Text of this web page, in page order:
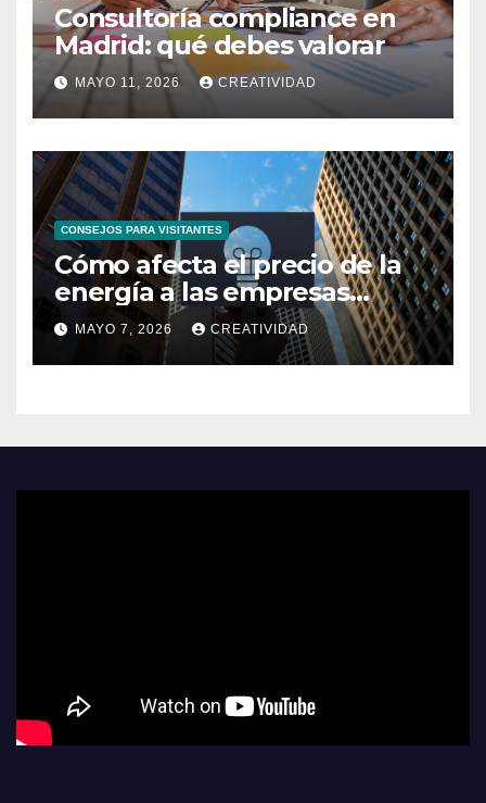
Consultoría compliance en
Madrid: qué debes valorar
MAYO 11, 2026 CREATIVIDAD
CONSEJOS PARA VISITANTES
Cómo afecta el precio de la
energía a las empresas
españolas
MAYO 7, 2026 CREATIVIDAD